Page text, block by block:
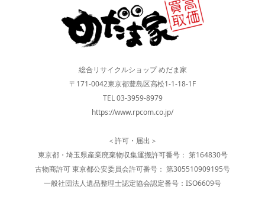
総合リサイクルショップ めだま家
〒171-0042東京都豊島区高松1-1-18-1F
TEL 03-3959-8979
https://www.rpcom.co.jp/
＜許可・届出＞
東京都・埼玉県産業廃棄物収集運搬許可番号： 第164830号
古物商許可 東京都公安委員会許可番号： 第305510909195号
一般社団法人遺品整理士認定協会認定番号：ISO6609号